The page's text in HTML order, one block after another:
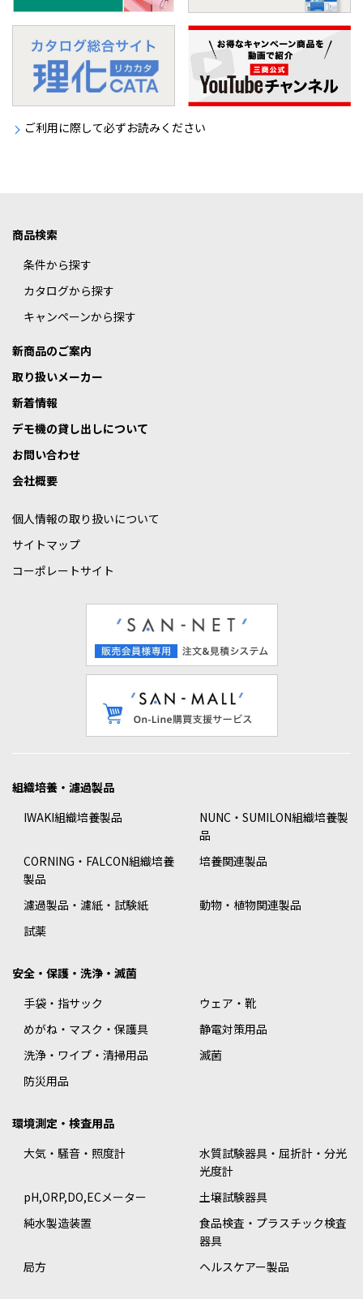
ご利用に際して必ずお読みください
商品検索
条件から探す
カタログから探す
キャンペーンから探す
新商品のご案内
取り扱いメーカー
新着情報
デモ機の貸し出しについて
お問い合わせ
会社概要
個人情報の取り扱いについて
サイトマップ
コーポレートサイト
組織培養・濾過製品
IWAKI組織培養製品
NUNC・SUMILON組織培養製
品
CORNING・FALCON組織培養
製品
培養関連製品
濾過製品・濾紙・試験紙
動物・植物関連製品
試薬
安全・保護・洗浄・滅菌
手袋・指サック
ウェア・靴
めがね・マスク・保護具
静電対策用品
洗浄・ワイプ・清掃用品
滅菌
防災用品
環境測定・検査用品
大気・騒音・照度計
水質試験器具・屈折計・分光
光度計
pH,ORP,DO,ECメーター
土壌試験器具
純水製造装置
食品検査・プラスチック検査
器具
局方
ヘルスケアー製品